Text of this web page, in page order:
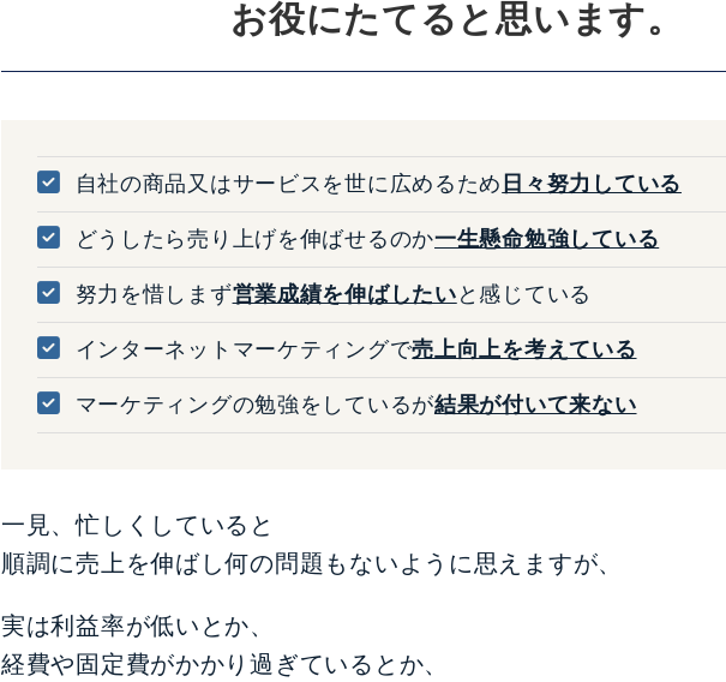
お役にたてると思います。
自社の商品又はサービスを世に広めるため 日々努力している
どうしたら売り上げを伸ばせるのか一生懸命勉強している
努力を惜しまず営業成績を伸ばしたい と感じている
インターネットマーケティングで売上向上を考えている
マーケティングの勉強をしているが結果が付いて来ない
一見、忙しくしていると
順調に売上を伸ばし何の問題もないように思えますが、
実は利益率が低いとか、
経費や固定費がかかり過ぎているとか、